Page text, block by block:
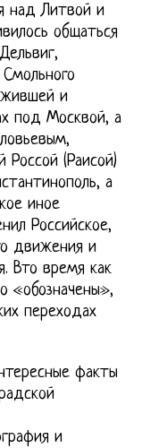
над Литвой и
общаться
и
под Москвой, а
(Раисой)
а
иное
Российское,
движения и
Вто время как
«обозначены»,
переходах
факты
и